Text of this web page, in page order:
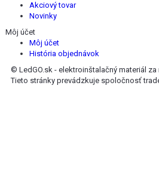
Akciový tovar
Novinky
Môj účet
Môj účet
História objednávok
© LedGO.sk - elektroinštalačný materiál za
Tieto stránky prevádzkuje spoločnosť